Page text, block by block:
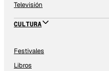
Televisión
CULTURA
Festivales
Libros